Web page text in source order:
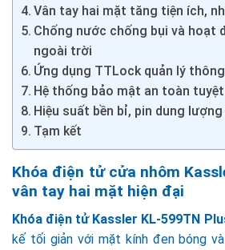
Vân tay hai mặt tăng tiện ích,
Chống nước chống bụi và hoạt
ngoài trời
Ứng dụng TTLock quản lý
Hệ thống bảo mật an toàn
Hiệu suất bền bỉ, pin dung
Tạm kết
Khóa điện tử cửa nhôm
vân tay hai mặt hiện đại
Khóa điện tử Kassler KL-599TN
kế tối giản với mặt kính đen bóng